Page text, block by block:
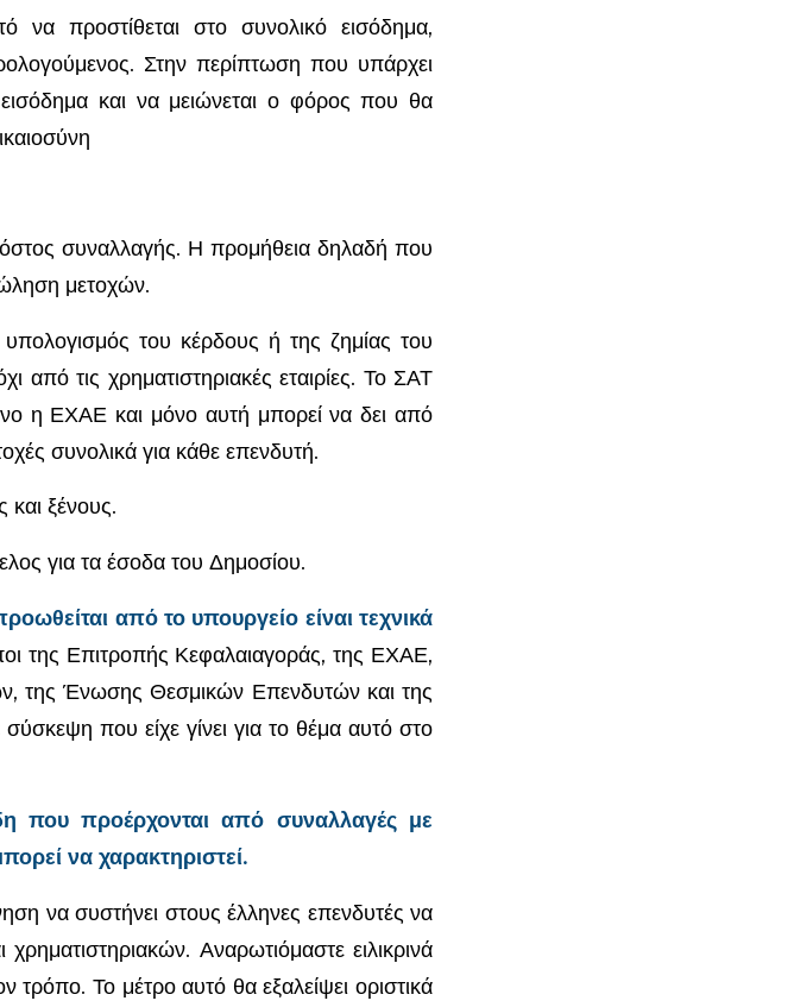
προστίθεται στο συνολικό εισόδημα,
Στην περίπτωση που υπάρχει
και να μειώνεται ο φόρος που θα
συναλλαγής. Η προμήθεια δηλαδή που
μετοχών.
του κέρδους ή της ζημίας του
από τις χρηματιστηριακές εταιρίες. Το ΣΑΤ
η ΕΧΑΕ και μόνο αυτή μπορεί να δει από
συνολικά για κάθε επενδυτή.
και ξένους.
για τα έσοδα του Δημοσίου.
από το υπουργείο είναι τεχνικά
της Επιτροπής Κεφαλαιαγοράς, της ΕΧΑΕ,
της Ένωσης Θεσμικών Επενδυτών και της
που είχε γίνει για το θέμα αυτό στο
που προέρχονται από συναλλαγές με
να χαρακτηριστεί.
να συστήνει στους έλληνες επενδυτές να
Αναρωτιόμαστε ειλικρινά
τρόπο. Το μέτρο αυτό θα εξαλείψει οριστικά